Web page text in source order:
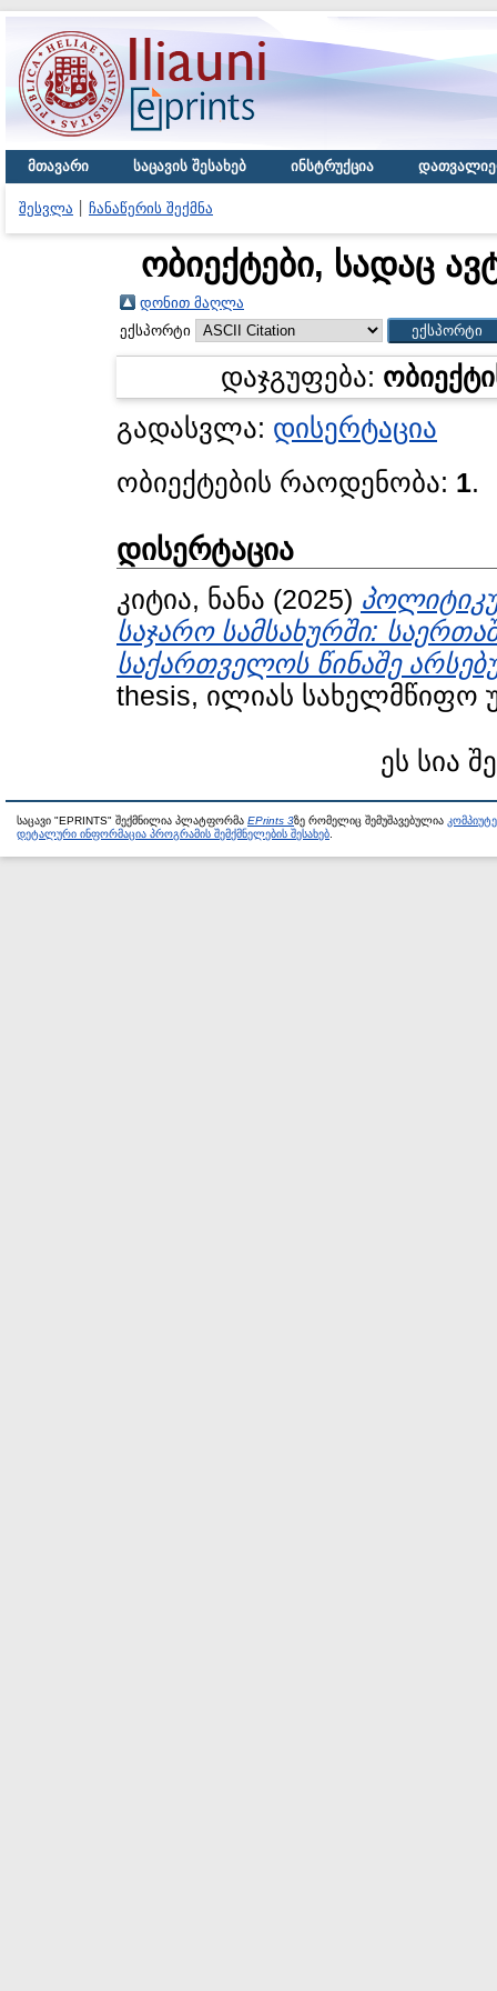
მთავარი საცავის შესახებ ინსტრუქცია
შესვლა ჩანაწერის შექმნა
ობიექტები, სადაც
დონით მაღლა
ექსპორტი
დაჯგუფება:
გადასვლა: დისერტაცია
ობიექტების რაოდენობა: 1.
დისერტაცია
კიტია, ნანა (2025)
საჯარო სამსახურში:
საქართველოს წინაშე
thesis, ილიას სახელმწიფო
ეს სია
საცავი "EPRINTS" შექმნილია პლატფორმა EPrints 3ზე რომელიც შემუშავებულია
დეტალური ინფორმაცია პროგრამის შემქმნელების შესახებ